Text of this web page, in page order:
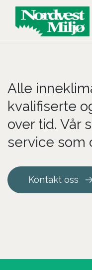
Main
Alle
kvalifiserte
over tid. Vår
service som
Kontakt oss